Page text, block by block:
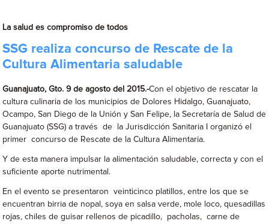
La salud es compromiso de todos
SSG realiza concurso de Rescate de la
Cultura Alimentaria saludable
Guanajuato, Gto. 9 de agosto del 2015.-Con el objetivo de rescatar la
cultura culinaria de los municipios de Dolores Hidalgo, Guanajuato,
Ocampo, San Diego de la Unión y San Felipe, la Secretaría de Salud de
Guanajuato (SSG) a través de la Jurisdicción Sanitaria I organizó el
primer concurso de Rescate de la Cultura Alimentaria.
Y de esta manera impulsar la alimentación saludable, correcta y con el
suficiente aporte nutrimental.
En el evento se presentaron veinticinco platillos, entre los que se
encuentran birria de nopal, soya en salsa verde, mole loco, quesadillas
rojas, chiles de guisar rellenos de picadillo, pacholas, carne de